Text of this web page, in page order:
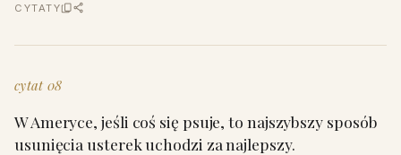
CYTATY
cytat 08
W Ameryce, jeśli coś się psuje, to najszybszy sposób
usunięcia usterek uchodzi za najlepszy.